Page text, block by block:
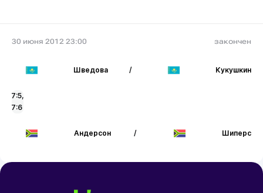
30 июня 2012 23:00 закончен
Шведова / Кукушкин
7:5,
7:6
Андерсон / Шиперс